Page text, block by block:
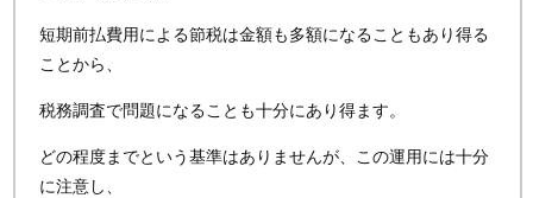
短期前払費用による節税は金額も多額になることもあり得る
ことから、
税務調査で問題になることも十分にあり得ます。
どの程度までという基準はありませんが、この運用には十分
に注意し、